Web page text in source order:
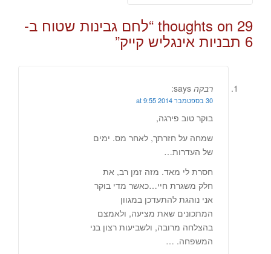
29 thoughts on “ לחם גבינות שטוח ב-
6 תבניות אינגליש קייק ”
רבקה says:
30 בספטמבר 2014 at 9:55
בוקר טוב פירגה,
שמחה על חזרתך, לאחר מס. ימים
של העדרות…
חסרת לי מאד. מזה זמן רב, את
חלק משגרת חיי…כאשר מדי בוקר
אני נוהגת להתעדכן במגוון
המתכונים שאת מציעה, ולאמצם
בהצלחה מרובה, ולשביעות רצון בני
המשפחה. …